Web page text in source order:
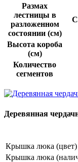
Размах
лестницы в
разложенном
состоянии (см)
C
Высота короба
(см)
Количество
сегментов
Деревянная
Крышка люка (цвет)
Крышка люка